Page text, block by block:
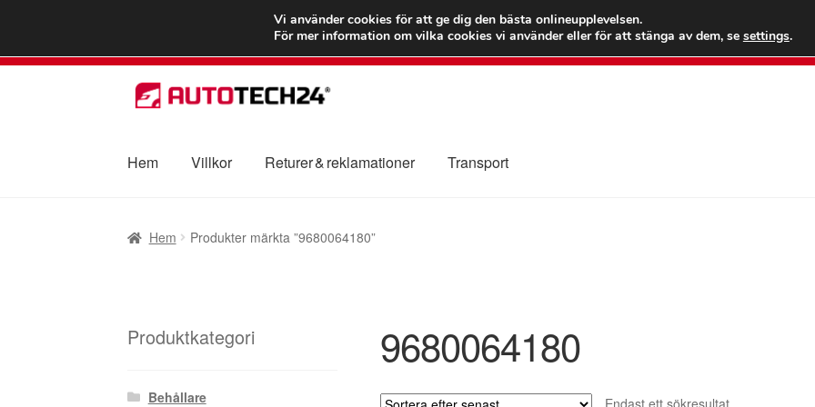
FRAKT från 75 kr
Ring
Hoppa
till
Hoppa
till
Hem Villkor Returer & reklamationer Transport
Hem Produkter märkta ”9680064180”
9680064180
Endast ett sökresultat
Produktkategori
Behållare
Vi använder cookies för att ge dig den bästa onlineupplevelsen.
För mer information om vilka cookies vi använder eller för att stänga av dem, se settings.